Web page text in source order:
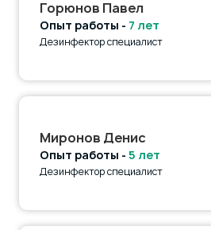
Горюнов Павел
Опыт работы - 7 лет
Дезинфектор специалист
Миронов Денис
Опыт работы - 5 лет
Дезинфектор специалист